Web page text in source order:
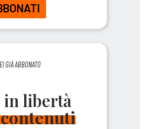
GIÀ ABBONATO
in libertà